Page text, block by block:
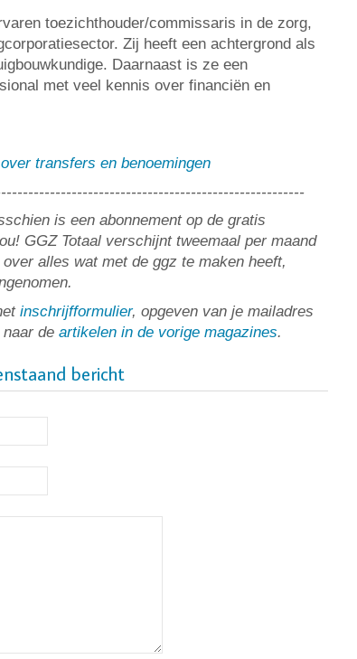
toezichthouder/commissaris in de zorg,
Zij heeft een achtergrond als
Daarnaast is ze een
met veel kennis over financiën en
transfers en benoemingen
is een abonnement op de gratis
GGZ Totaal verschijnt tweemaal per maand
alles wat met de ggz te maken heeft,
inschrijfformulier, opgeven van je mailadres
de artikelen in de vorige magazines.
bericht